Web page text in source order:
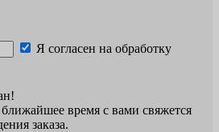
Я согласен на обработку
время с вами свяжется
заказа.